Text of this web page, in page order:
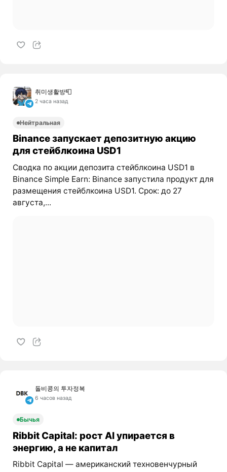
취미생활방📮
2 часа назад
Нейтральная
Binance запускает депозитную акцию
для стейблкоина USD1
Сводка по акции депозита стейблкоина USD1 в
Binance Simple Earn: Binance запустила продукт для
размещения стейблкоина USD1. Срок: до 27
августа,...
돌비콩의 투자정복
6 часов назад
Бычья
Ribbit Capital: рост AI упирается в
энергию, а не капитал
Ribbit Capital — американский техновенчурный